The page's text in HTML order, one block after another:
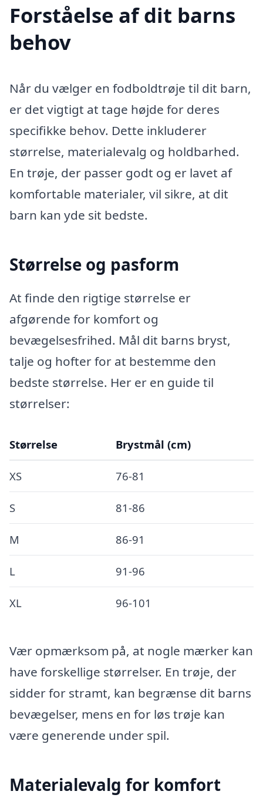
Forståelse af dit barns
behov
Når du vælger en fodboldtrøje til dit barn,
er det vigtigt at tage højde for deres
specifikke behov. Dette inkluderer
størrelse, materialevalg og holdbarhed.
En trøje, der passer godt og er lavet af
komfortable materialer, vil sikre, at dit
barn kan yde sit bedste.
Størrelse og pasform
At finde den rigtige størrelse er
afgørende for komfort og
bevægelsesfrihed. Mål dit barns bryst,
talje og hofter for at bestemme den
bedste størrelse. Her er en guide til
størrelser:
Størrelse Brystmål (cm)
XS 76-81
S 81-86
M 86-91
L 91-96
XL 96-101
Vær opmærksom på, at nogle mærker kan
have forskellige størrelser. En trøje, der
sidder for stramt, kan begrænse dit barns
bevægelser, mens en for løs trøje kan
være generende under spil.
Materialevalg for komfort